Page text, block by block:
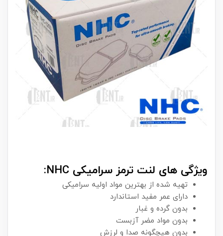
ویژگی های لنت ترمز سرامیکی NHC:
تهیه شده از بهترین مواد اولیه سرامیکی
دارای عمر مفید استاندارد
بدون گرده و غبار
بدون مواد مضر آزبست
بدون هیچگونه صدا و لرزش